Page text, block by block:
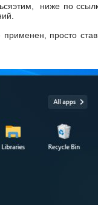
ниже по
просто